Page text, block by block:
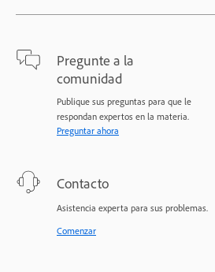
Pregunte a la
comunidad
Publique sus preguntas para que le
respondan expertos en la materia.
Preguntar ahora
Contacto
Asistencia experta para sus problemas.
Comenzar